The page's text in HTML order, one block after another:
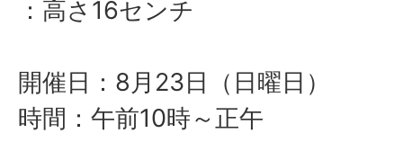
：高さ16センチ
開催日：8月23日（日曜日）
時間：午前10時～正午